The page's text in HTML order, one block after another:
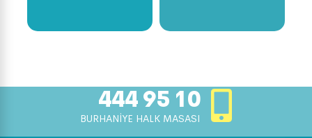
444 95 10
BURHANİYE HALK MASASI